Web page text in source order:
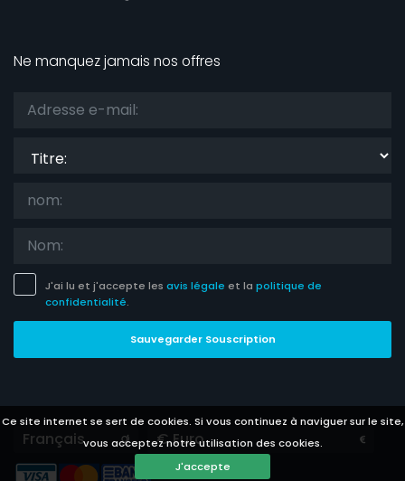
Ce site internet se sert de cookies. Si vous continuez à naviguer sur le site,
vous acceptez notre utilisation des cookies.
J'accepte
Ne manquez jamais nos offres
J'ai lu et j'accepte les avis légale et la politique de
confidentialité.
Sauvegarder Souscription
Languages Currencies